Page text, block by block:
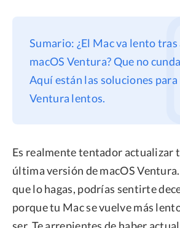
Sobre nosotros
Asistencia
Privacidad
Términos
Sumario: ¿El Mac va lento
macOS Ventura? Que no
Aquí están las soluciones para
Ventura lentos.
Es realmente tentador actualizar
última versión de macOS
que lo hagas, podrías sentirte
porque tu Mac se vuelve más